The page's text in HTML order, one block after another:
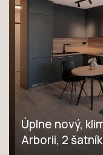
Úplne nový,
Arborii, 2